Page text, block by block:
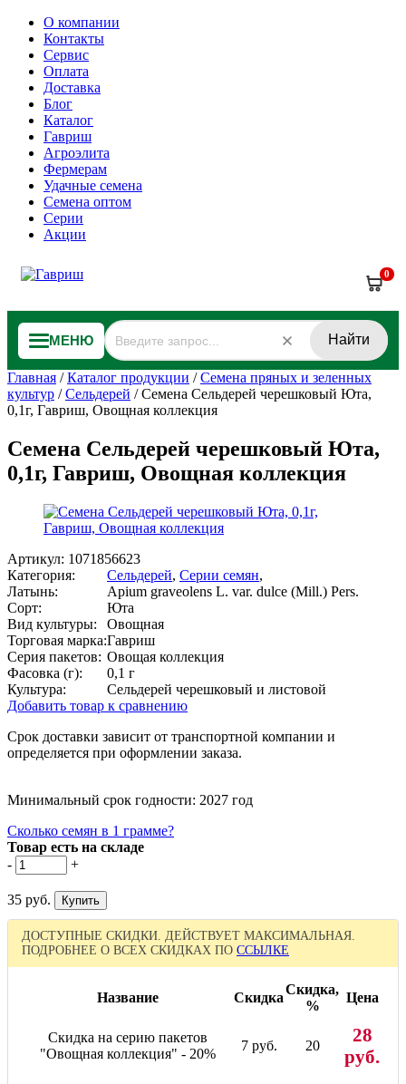
О компании
Контакты
Сервис
Оплата
Доставка
Блог
Каталог
Гавриш
Агроэлита
Фермерам
Удачные семена
Семена оптом
Серии
Акции
0
МЕНЮ Найти
Главная /Каталог продукции /Семена пряных и зеленных
культур /Сельдерей /Семена Сельдерей черешковый Юта,
0,1г, Гавриш, Овощная коллекция
Семена Сельдерей черешковый Юта,
0,1г, Гавриш, Овощная коллекция
Артикул: 1071856623
Категория:
Сельдерей, Серии семян,
Латынь:
Apium graveolens L. var. dulce (Mill.) Pers.
Сорт:
Юта
Вид культуры:
Овощная
Торговая марка:Гавриш
Серия пакетов: Овощая коллекция
Фасовка (г):
0,1 г
Культура:
Сельдерей черешковый и листовой
Добавить товар к сравнению
Срок доставки зависит от транспортной компании и
определяется при оформлении заказа.
Минимальный срок годности: 2027 год
Сколько семян в 1 грамме?
Товар есть на складе
-
+
35 руб.
ДОСТУПНЫЕ СКИДКИ. ДЕЙСТВУЕТ МАКСИМАЛЬНАЯ.
ПОДРОБНЕЕ О ВСЕХ СКИДКАХ ПО ССЫЛКЕ
Название Скидка
Скидка,
%
Цена
Скидка на серию пакетов
"Овощная коллекция" - 20%
7 руб. 20
28
руб.